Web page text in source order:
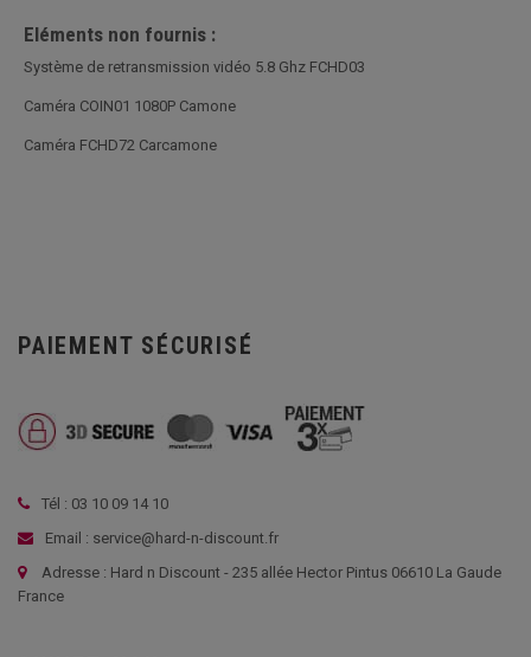
Eléments non fournis :
Système de retransmission vidéo 5.8 Ghz FCHD03
Caméra COIN01 1080P Camone
Caméra FCHD72 Carcamone
PAIEMENT SÉCURISÉ
Tél : 03 10 09 14 10
Email : service@hard-n-discount.fr
Adresse : Hard n Discount - 235 allée Hector Pintus 06610 La Gaude
France